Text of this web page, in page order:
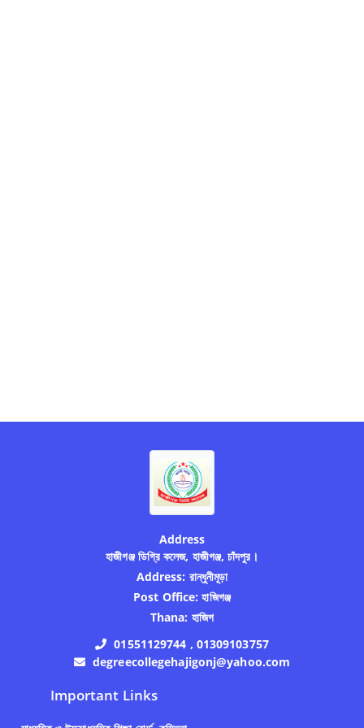
Address
হাজীগঞ্জ ডিগ্রি কলেজ, হাজীগঞ্জ, চাঁদপুর।
Address: রান্ধুনীমূড়া
Post Office: হাজিগঞ্জ
Thana: হাজিগ
01551129744 , 01309103757
degreecollegehajigonj@yahoo.com
Important Links